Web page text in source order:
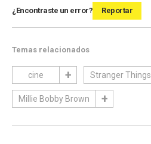
¿Encontraste un error? Reportar
Temas relacionados
cine Stranger Things
Millie Bobby Brown